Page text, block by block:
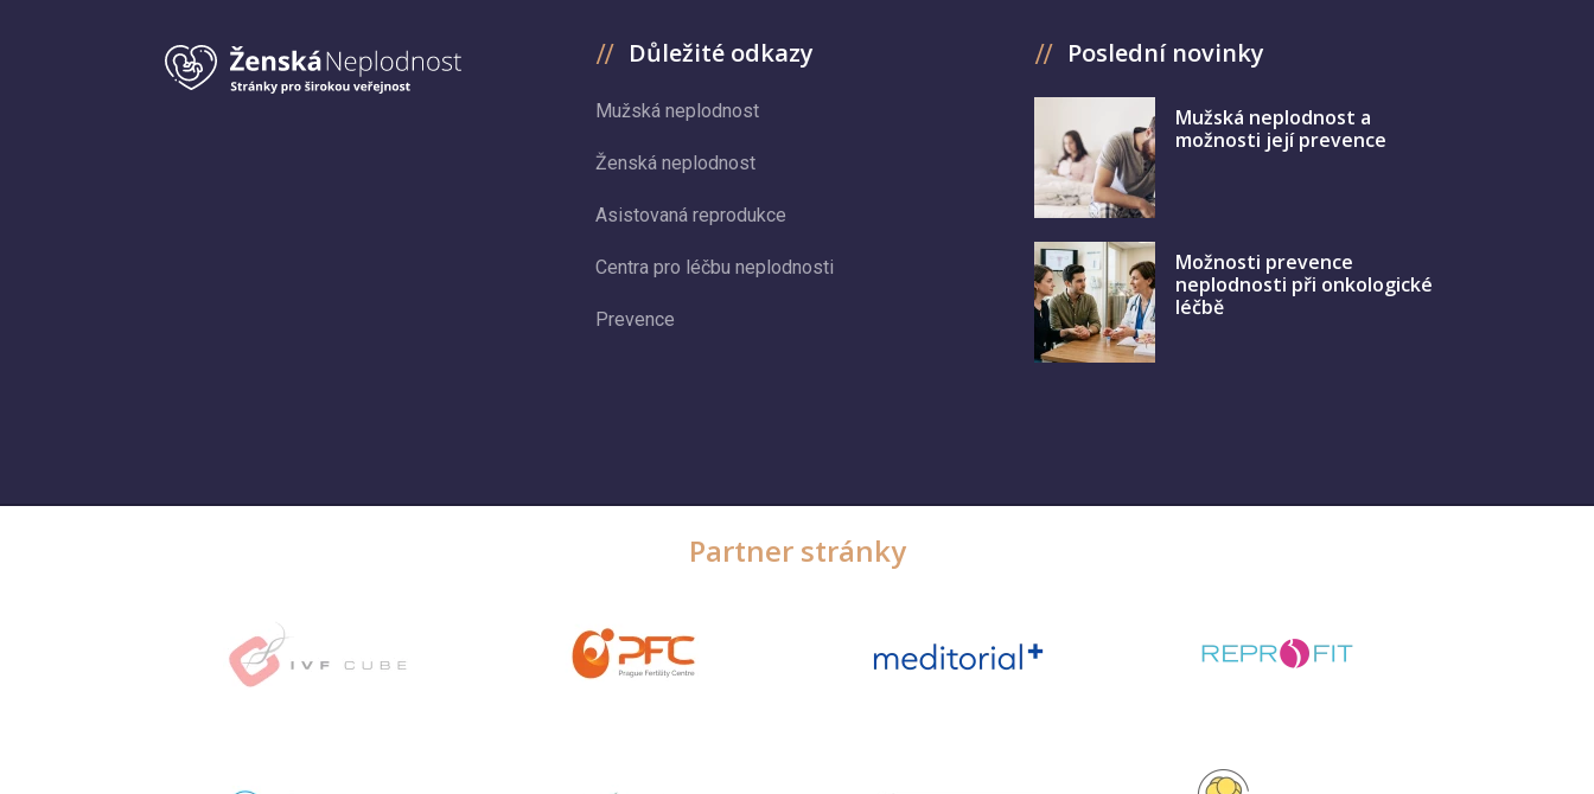
Důležité odkazy
Mužská neplodnost
Ženská neplodnost
Asistovaná reprodukce
Centra pro léčbu neplodnosti
Prevence
Poslední novinky
Mužská neplodnost a
možnosti její prevence
Možnosti prevence
neplodnosti při onkologické
léčbě
Partner stránky